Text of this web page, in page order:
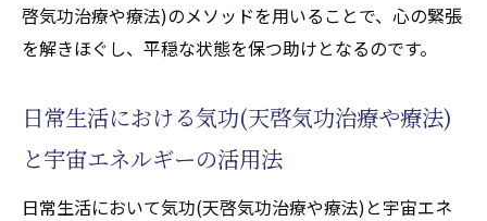
啓気功治療や療法)のメソッドを用いることで、心の緊張
を解きほぐし、平穏な状態を保つ助けとなるのです。
日常生活における気功(天啓気功治療や療法)
と宇宙エネルギーの活用法
日常生活において気功(天啓気功治療や療法)と宇宙エネ